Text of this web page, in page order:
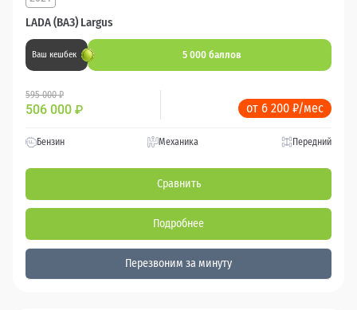
LADA (ВАЗ) Largus
Ваш кешбек 5 000 баллов
595 000 ₽
506 000 ₽ от 6 200 ₽/мес
Бензин Механика Передний
Сравнить
Подробнее
Перезвоним за минуту